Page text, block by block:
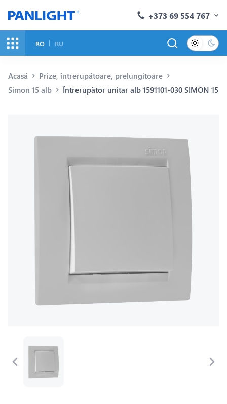
+373 69 554 767
RO RU
Acasă
Prize, întrerupătoare, prelungitoare
Simon 15 alb
Întrerupător unitar alb 1591101-030 SIMON 15